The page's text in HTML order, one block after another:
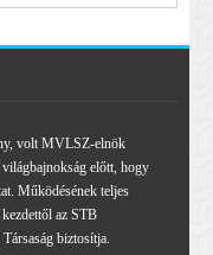
volt MVLSZ-elnök
világbajnokság előtt, hogy
Működésének teljes
az STB
biztosítja.